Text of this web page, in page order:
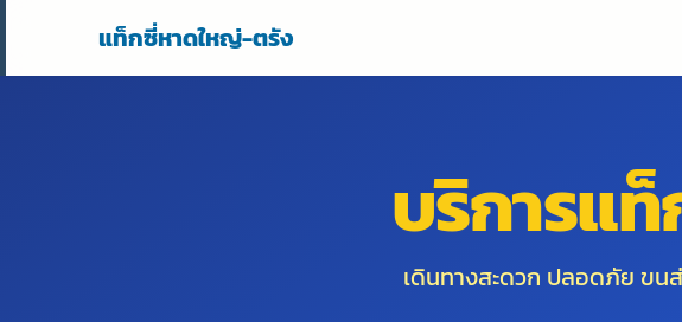
แท็กซี่หาดใหญ่-ตรัง
บริการแ
เดินทางสะดวก ปลอดภัย ขน